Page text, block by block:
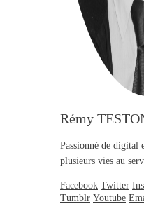
Rémy
Passionné de digital
plusieurs vies au
Facebook Twitter
Tumblr Youtube